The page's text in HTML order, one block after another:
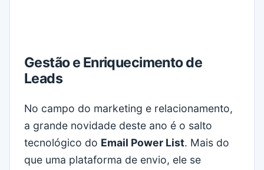
Gestão e Enriquecimento de
Leads
No campo do marketing e relacionamento,
a grande novidade deste ano é o salto
tecnológico do Email Power List. Mais do
que uma plataforma de envio, ele se